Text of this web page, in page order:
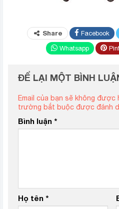
Share Facebook
Whatsapp
ĐỂ LẠI MỘT BÌNH
Email của bạn sẽ không được
trường bắt buộc được đánh
Bình luận *
Họ tên *